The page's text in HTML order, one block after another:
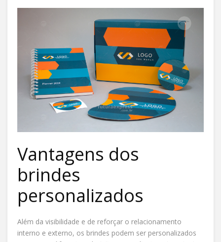
Vantagens dos
brindes
personalizados
Além da visibilidade e de reforçar o relacionamento
interno e externo, os brindes podem ser personalizados